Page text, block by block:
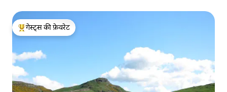
गेस्ट्स का टॉप फ़ेवरेट
गेस्ट्स की फ़ेवरेट